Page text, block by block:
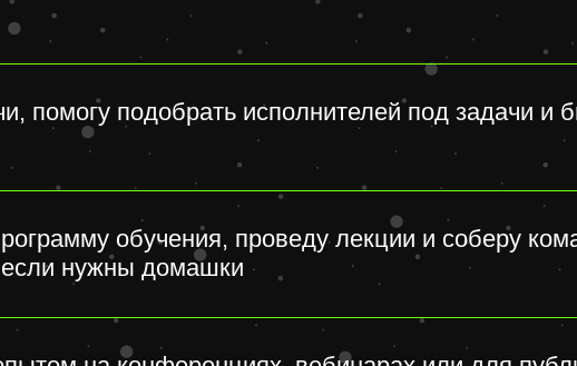
конференциях, вебинарах или для публикации в сми
и командам решить задачи с контентом и найти
для роста